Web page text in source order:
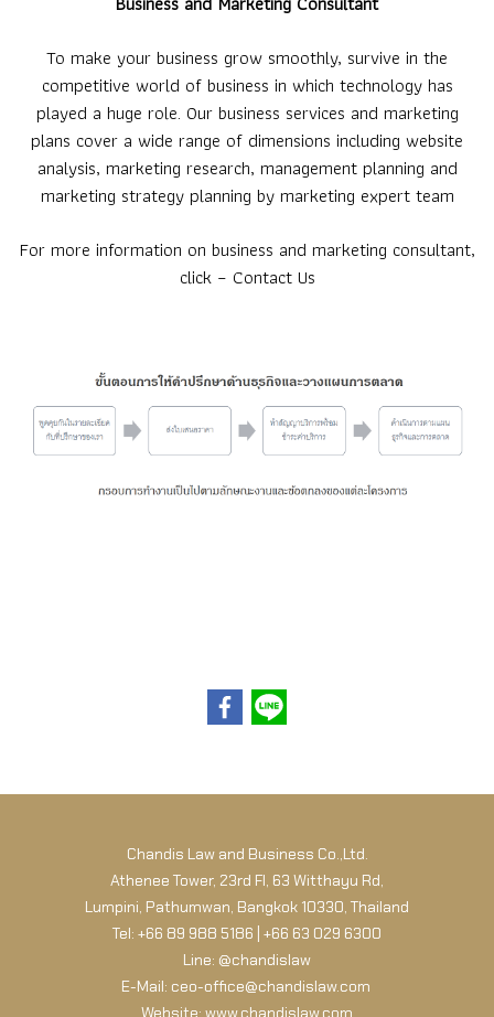
To make your business grow smoothly, survive in the
competitive world of business in which technology has
played a huge role. Our business services and marketing
plans cover a wide range of dimensions including website
analysis, marketing research, management planning and
marketing strategy planning by marketing expert team
For more information on business and marketing consultant,
click – Contact Us
Chandis Law and Business Co.,Ltd.
Athenee Tower, 23rd Fl, 63 Witthayu Rd,
Lumpini, Pathumwan, Bangkok 10330, Thailand
Tel: +66 89 988 5186 | +66 63 029 6300
Line: @chandislaw
E-Mail: ceo-office@chandislaw.com
Website: www.chandislaw.com